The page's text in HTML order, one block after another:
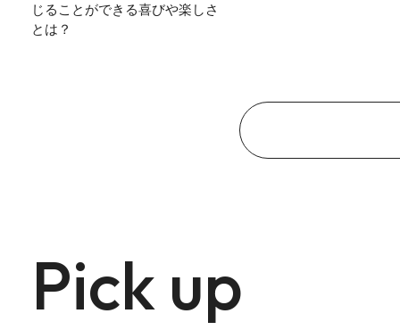
じることができる喜びや楽しさ
とは？
Pick up